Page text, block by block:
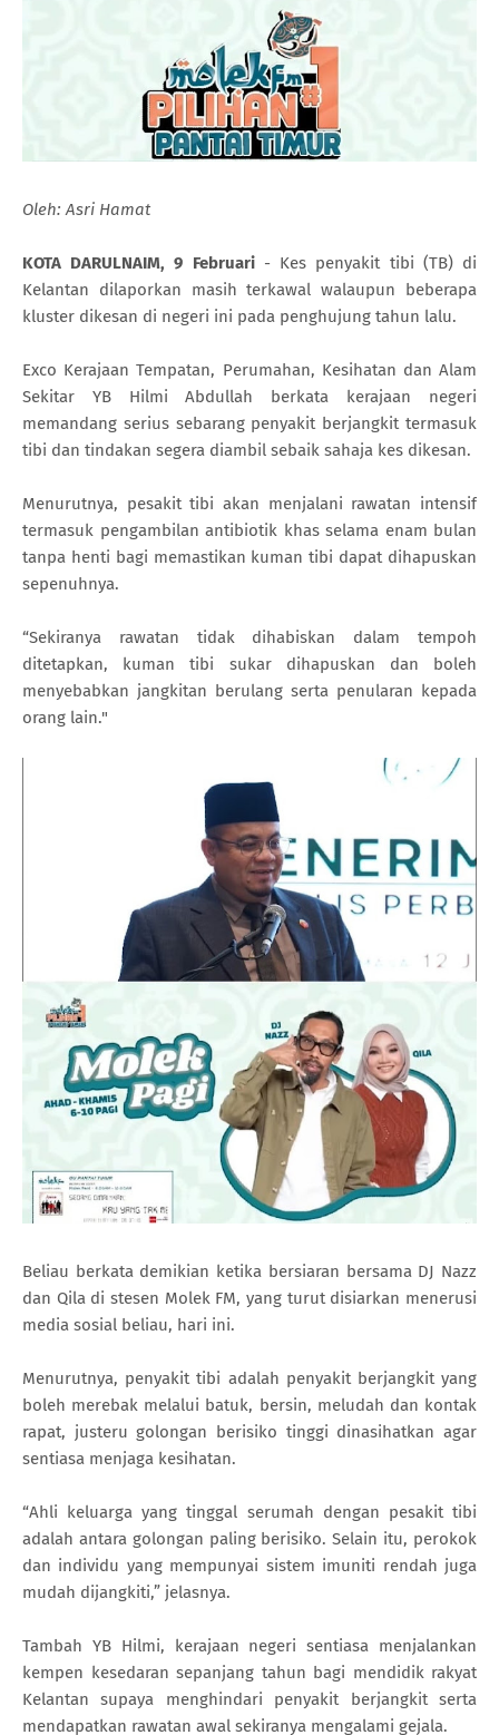
Oleh: Asri Hamat
KOTA DARULNAIM, 9 Februari- Kes penyakit tibi (TB) di
Kelantan dilaporkan masih terkawal walaupun beberapa
kluster dikesan di negeri ini pada penghujung tahun lalu.
Exco Kerajaan Tempatan, Perumahan, Kesihatan dan Alam
Sekitar YB Hilmi Abdullah berkata kerajaan negeri
memandang serius sebarang penyakit berjangkit termasuk
tibi dan tindakan segera diambil sebaik sahaja kes dikesan.
Menurutnya, pesakit tibi akan menjalani rawatan intensif
termasuk pengambilan antibiotik khas selama enam bulan
tanpa henti bagi memastikan kuman tibi dapat dihapuskan
sepenuhnya.
“Sekiranya rawatan tidak dihabiskan dalam tempoh
ditetapkan, kuman tibi sukar dihapuskan dan boleh
menyebabkan jangkitan berulang serta penularan kepada
orang lain."
Beliau berkata demikian ketika bersiaran bersama DJ Nazz
dan Qila di stesen Molek FM, yang turut disiarkan menerusi
media sosial beliau, hari ini.
Menurutnya, penyakit tibi adalah penyakit berjangkit yang
boleh merebak melalui batuk, bersin, meludah dan kontak
rapat, justeru golongan berisiko tinggi dinasihatkan agar
sentiasa menjaga kesihatan.
“Ahli keluarga yang tinggal serumah dengan pesakit tibi
adalah antara golongan paling berisiko. Selain itu, perokok
dan individu yang mempunyai sistem imuniti rendah juga
mudah dijangkiti,” jelasnya.
Tambah YB Hilmi, kerajaan negeri sentiasa menjalankan
kempen kesedaran sepanjang tahun bagi mendidik rakyat
Kelantan supaya menghindari penyakit berjangkit serta
mendapatkan rawatan awal sekiranya mengalami gejala.